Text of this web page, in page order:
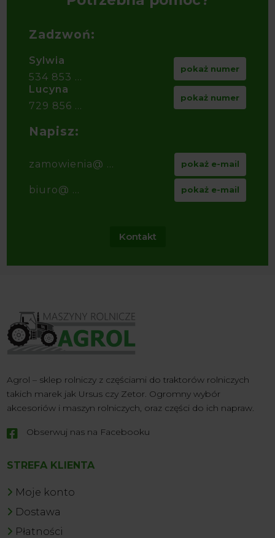
Zadzwoń:
Sylwia
534 853 ...
pokaż numer
Lucyna
729 856 ...
pokaż numer
Napisz:
zamowienia@ ... pokaż e-mail
biuro@ ... pokaż e-mail
Kontakt
Agrol – sklep rolniczy z częściami do traktorów rolniczych
takich marek jak Ursus czy Zetor. Ogromny wybór
akcesoriów i maszyn rolniczych, oraz części do ich napraw.
 Obserwuj nas na Facebooku
STREFA KLIENTA
Moje konto
Dostawa
Płatności